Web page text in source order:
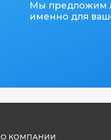
Мы предложим
именно для
О КОМПАНИИ